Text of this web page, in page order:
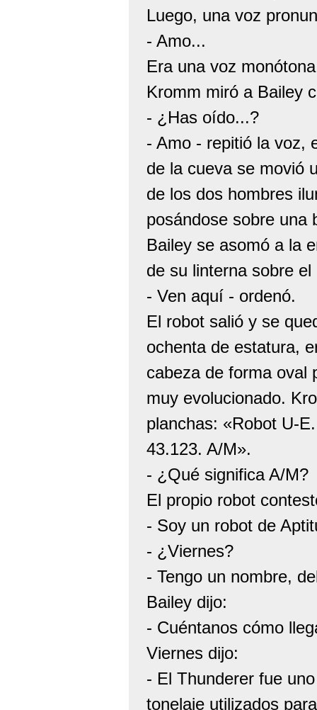
Luego, una voz
- Amo...
Era una voz
Kromm miró a Bailey
- ¿Has oído...?
- Amo - repitió la voz,
de la cueva se movió
de los dos hombres
posándose sobre una
Bailey se asomó a la
de su linterna sobre el
- Ven aquí - ordenó.
El robot salió y se
ochenta de estatura,
cabeza de forma oval
muy evolucionado.
planchas: «Robot U-
43.123. A/M».
- ¿Qué significa A/M?
El propio robot
- Soy un robot de
- ¿Viernes?
- Tengo un nombre,
Bailey dijo:
- Cuéntanos cómo
Viernes dijo:
- El Thunderer fue
tonelaje utilizados